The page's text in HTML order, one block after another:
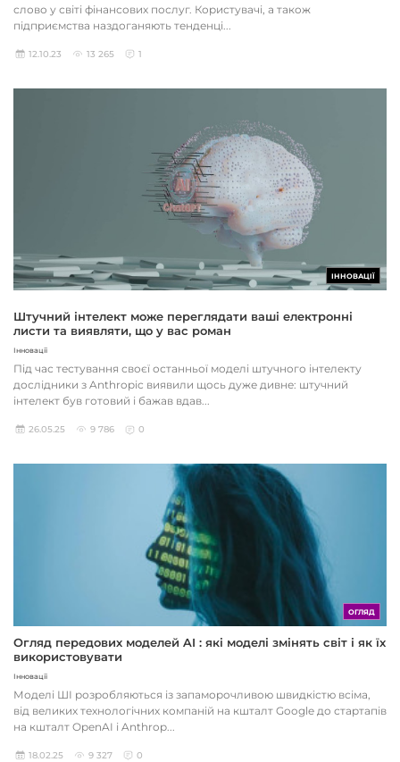
слово у світі фінансових послуг. Користувачі, а також
підприємства наздоганяють тенденці...
12.10.23 13 265 1
ІННОВАЦІЇ
Штучний інтелект може переглядати ваші електронні
листи та виявляти, що у вас роман
Інновації
Під час тестування своєї останньої моделі штучного інтелекту
дослідники з Anthropic виявили щось дуже дивне: штучний
інтелект був готовий і бажав вдав...
26.05.25 9 786 0
ОГЛЯД
Огляд передових моделей AI : які моделі змінять світ і як їх
використовувати
Інновації
Моделі ШІ розробляються із запаморочливою швидкістю всіма,
від великих технологічних компаній на кшталт Google до стартапів
на кшталт OpenAI і Anthrop...
18.02.25 9 327 0